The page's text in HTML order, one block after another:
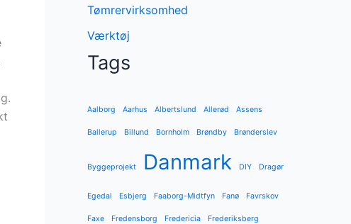
Tømrervirksomhed
Værktøj
Tags
Aalborg Aarhus Albertslund Allerød Assens
Ballerup Billund Bornholm Brøndby Brønderslev
Byggeprojekt Danmark DIY Dragør
Egedal Esbjerg Faaborg-Midtfyn Fanø Favrskov
Faxe Fredensborg Fredericia Frederiksberg